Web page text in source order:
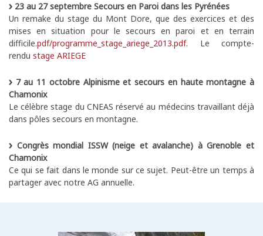
23 au 27 septembre Secours en Paroi dans les Pyrénées
Un remake du stage du Mont Dore, que des exercices et des
mises en situation pour le secours en paroi et en terrain
difficile.pdf/programme_stage_ariege_2013.pdf. Le compte-
rendu stage ARIEGE
7 au 11 octobre Alpinisme et secours en haute montagne à
Chamonix
Le célèbre stage du CNEAS réservé au médecins travaillant déjà
dans pôles secours en montagne.
Congrès mondial ISSW (neige et avalanche) à Grenoble et
Chamonix
Ce qui se fait dans le monde sur ce sujet. Peut-être un temps à
partager avec notre AG annuelle.